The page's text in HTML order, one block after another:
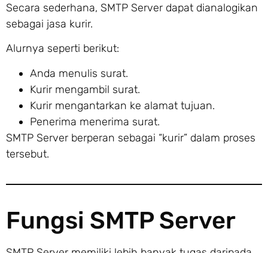
Secara sederhana, SMTP Server dapat dianalogikan
sebagai jasa kurir.
Alurnya seperti berikut:
Anda menulis surat.
Kurir mengambil surat.
Kurir mengantarkan ke alamat tujuan.
Penerima menerima surat.
SMTP Server berperan sebagai “kurir” dalam proses
tersebut.
Fungsi SMTP Server